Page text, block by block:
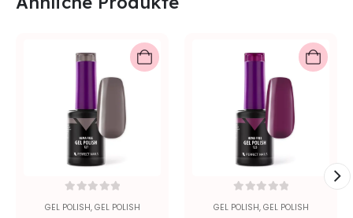
GEL POLISH, GEL POLISH GEL POLISH, GEL POLISH